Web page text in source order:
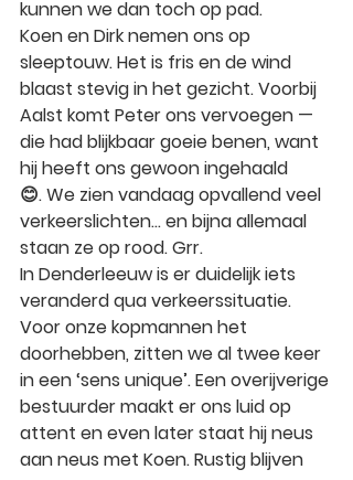
kunnen we dan toch op pad.
Koen en Dirk nemen ons op
sleeptouw. Het is fris en de wind
blaast stevig in het gezicht.Voorbij
Aalst komt Peter ons vervoegen —
die had blijkbaar goeie benen, want
hij heeft ons gewoon ingehaald
😊.We zien vandaag opvallend veel
verkeerslichten… en bijna allemaal
staan ze op rood. Grr.
In Denderleeuw is er duidelijk iets
veranderd qua verkeerssituatie.
Voor onze kopmannen het
doorhebben, zitten we al twee keer
in een ‘sens unique’. Een overijverige
bestuurder maakt er ons luid op
attent en even later staat hij neus
aan neus met Koen. Rustig blijven